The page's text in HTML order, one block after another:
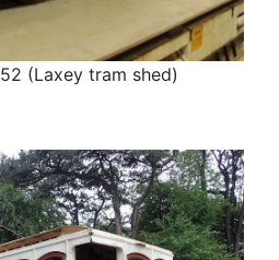
(Laxey tram shed)